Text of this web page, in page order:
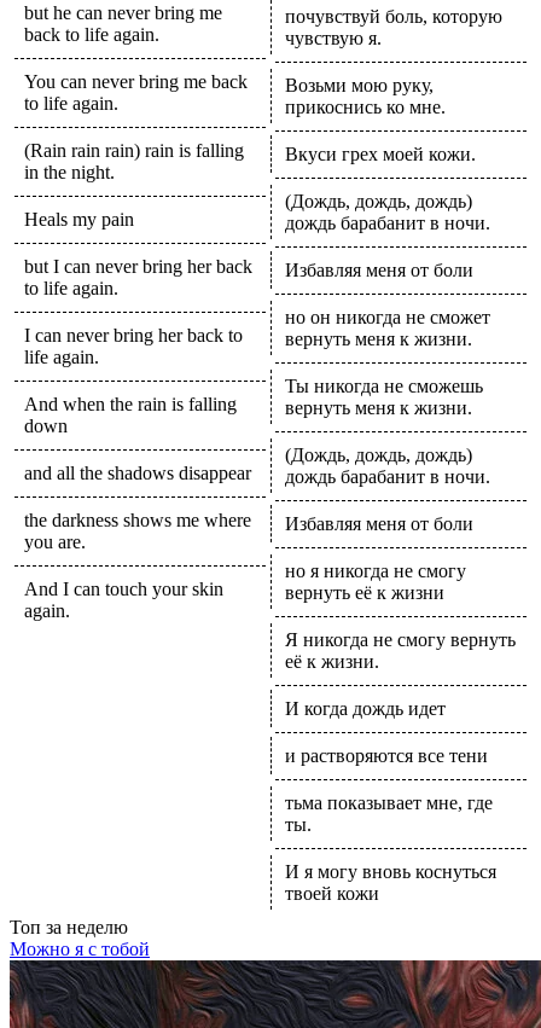
but he can never bring me
back to life again.
You can never bring me back
to life again.
(Rain rain rain) rain is falling
in the night.
Heals my pain
but I can never bring her back
to life again.
I can never bring her back to
life again.
And when the rain is falling
down
and all the shadows disappear
the darkness shows me where
you are.
And I can touch your skin
again.
почувствуй боль, которую
чувствую я.
Возьми мою руку,
прикоснись ко мне.
Вкуси грех моей кожи.
(Дождь, дождь, дождь)
дождь барабанит в ночи.
Избавляя меня от боли
но он никогда не сможет
вернуть меня к жизни.
Ты никогда не сможешь
вернуть меня к жизни.
(Дождь, дождь, дождь)
дождь барабанит в ночи.
Избавляя меня от боли
но я никогда не смогу
вернуть её к жизни
Я никогда не смогу вернуть
её к жизни.
И когда дождь идет
и растворяются все тени
тьма показывает мне, где
ты.
И я могу вновь коснуться
твоей кожи
Топ за неделю
Можно я с тобой